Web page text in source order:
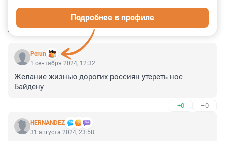
КОММЕНТАРИИ 10
Perun
Подробнее в профиле
1 сентября 2024, 12:32
Желание жизнью дорогих россиян утереть нос
Байдену
+0 –0
HERNANDEZ
31 августа 2024, 23:58